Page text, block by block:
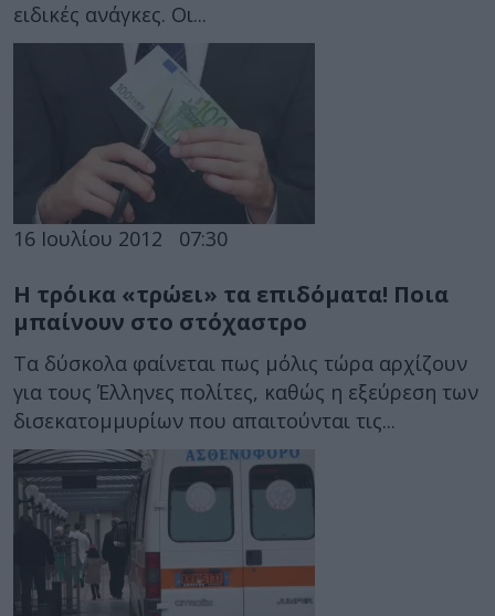
ειδικές ανάγκες. Οι...
16 Ιουλίου 2012 07:30
Η τρόικα «τρώει» τα επιδόματα! Ποια
μπαίνουν στο στόχαστρο
Τα δύσκολα φαίνεται πως μόλις τώρα αρχίζουν
για τους Έλληνες πολίτες, καθώς η εξεύρεση των
δισεκατομμυρίων που απαιτούνται τις...